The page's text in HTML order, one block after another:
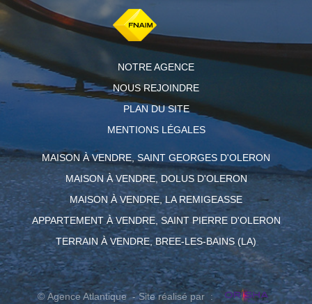
NOTRE AGENCE
NOUS REJOINDRE
PLAN DU SITE
MENTIONS LÉGALES
MAISON À VENDRE, SAINT GEORGES D'OLERON
MAISON À VENDRE, DOLUS D'OLERON
MAISON À VENDRE, LA REMIGEASSE
APPARTEMENT À VENDRE, SAINT PIERRE D'OLERON
TERRAIN À VENDRE, BREE-LES-BAINS (LA)
© Agence Atlantique - Site réalisé par :